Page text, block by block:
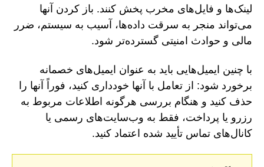
لینک‌ها و فایل‌های مخرب پخش کنند. باز کردن آنها
می‌تواند منجر به سرقت داده‌ها، آسیب به سیستم، ضرر
مالی و حوادث امنیتی گسترده‌تر شود.
با چنین ایمیل‌هایی باید به عنوان ایمیل‌های خصمانه
برخورد شود: از تعامل با آنها خودداری کنید، فوراً آنها را
حذف کنید و هنگام بررسی هرگونه اطلاعات مربوط به
رزرو یا پرداخت، فقط به وب‌سایت‌های رسمی یا
کانال‌های تماس تأیید شده اعتماد کنید.